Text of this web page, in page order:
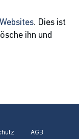
. Dies ist
ihn und
AGB